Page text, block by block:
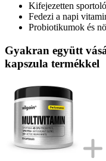
Kifejezetten
Fedezi a napi
Probiotikumok és
Gyakran együtt
kapszula termékkel